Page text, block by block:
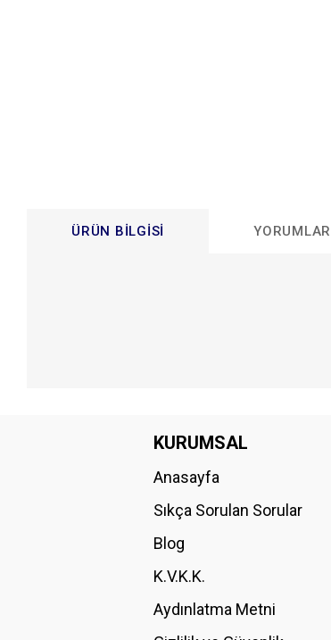
ÜRÜN BILGISI YORUMLAR
Ürün resmi kalitesiz, bozuk veya görüntülenemiyor.
Ürün fiyatı diğer sitelerden daha pahalı.
Bu ürüne benzer farklı alternatifler olmalı.
KURUMSAL
Anasayfa
Sıkça Sorulan Sorular
Blog
K.V.K.K.
Aydınlatma Metni